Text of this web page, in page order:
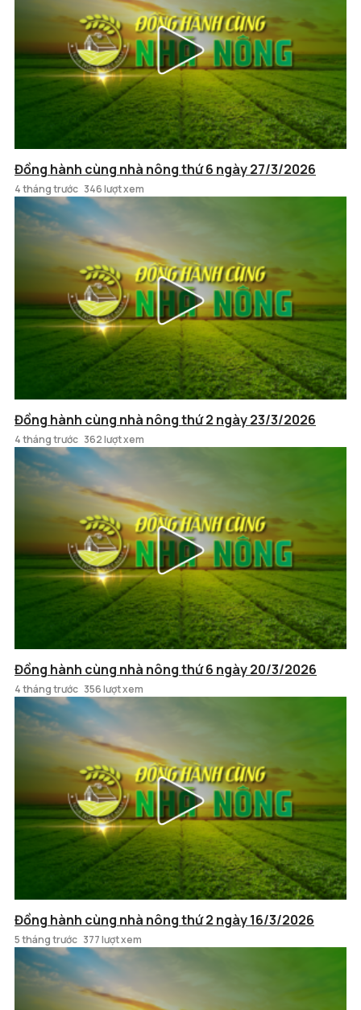
Đồng hành cùng nhà nông thứ 6 ngày 27/3/2026
4 tháng trước 346 lượt xem
Đồng hành cùng nhà nông thứ 2 ngày 23/3/2026
4 tháng trước 362 lượt xem
Đồng hành cùng nhà nông thứ 6 ngày 20/3/2026
4 tháng trước 356 lượt xem
Đồng hành cùng nhà nông thứ 2 ngày 16/3/2026
5 tháng trước 377 lượt xem